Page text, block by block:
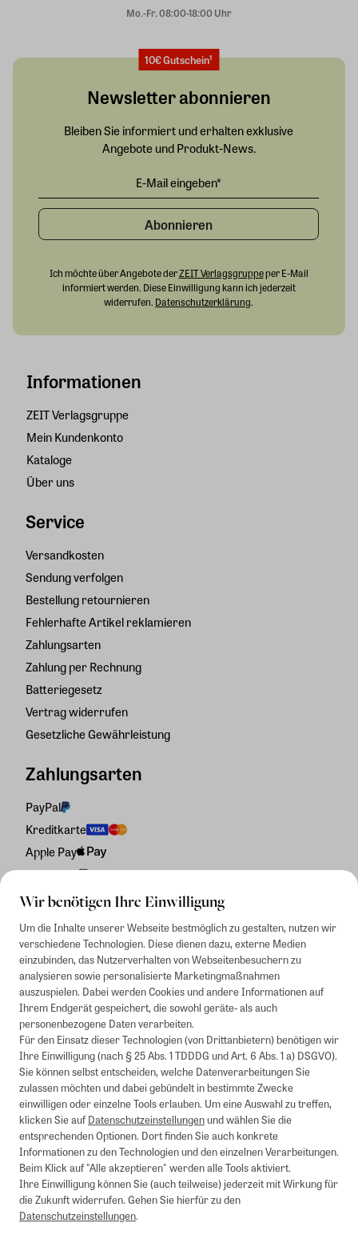
Wir benötigen Ihre Einwilligung
Um die Inhalte unserer Webseite bestmöglich zu gestalten, nutzen wir
verschiedene Technologien. Diese dienen dazu, externe Medien
einzubinden, das Nutzerverhalten von Webseitenbesuchern zu
analysieren sowie personalisierte Marketingmaßnahmen
auszuspielen. Dabei werden Cookies und andere Informationen auf
Ihrem Endgerät gespeichert, die sowohl geräte- als auch
personenbezogene Daten verarbeiten.
Für den Einsatz dieser Technologien (von Drittanbietern) benötigen wir
Ihre Einwilligung (nach § 25 Abs. 1 TDDDG und Art. 6 Abs. 1 a) DSGVO).
Sie können selbst entscheiden, welche Datenverarbeitungen Sie
zulassen möchten und dabei gebündelt in bestimmte Zwecke
einwilligen oder einzelne Tools erlauben. Um eine Auswahl zu treffen,
klicken Sie aufDatenschutzeinstellungenund wählen Sie die
entsprechenden Optionen. Dort finden Sie auch konkrete
Informationen zu den Technologien und den einzelnen Verarbeitungen.
Beim Klick auf "Alle akzeptieren" werden alle Tools aktiviert.
Ihre Einwilligung können Sie (auch teilweise) jederzeit mit Wirkung für
die Zukunft widerrufen. Gehen Sie hierfür zu den
Datenschutzeinstellungen.
Mo.-Fr. 08:00-18:00 Uhr
Informationen
ZEIT Verlagsgruppe
Mein Kundenkonto
Kataloge
Über uns
Service
Versandkosten
Sendung verfolgen
Bestellung retournieren
Fehlerhafte Artikel reklamieren
Zahlungsarten
Zahlung per Rechnung
Batteriegesetz
Vertrag widerrufen
Gesetzliche Gewährleistung
Zahlungsarten
PayPal
Kreditkarte
Apple Pay
Rechnung
10€ Gutschein¹
Newsletter abonnieren
Bleiben Sie informiert und erhalten exklusive
Angebote und Produkt-News.
Abonnieren
Ich möchte über Angebote derZEIT Verlagsgruppeper E-Mail
informiert werden. Diese Einwilligung kann ich jederzeit
widerrufen. Datenschutzerklärung.